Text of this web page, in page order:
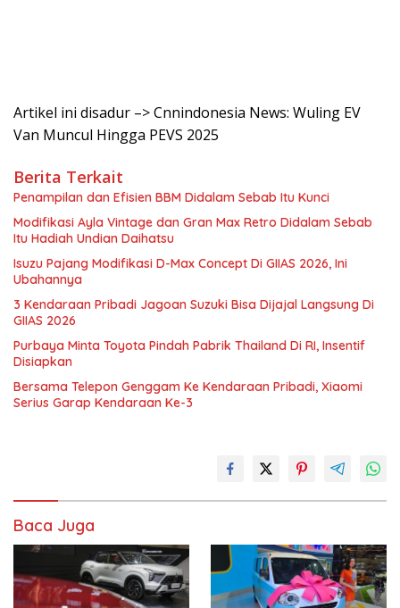
Artikel ini disadur –> Cnnindonesia News: Wuling EV
Van Muncul Hingga PEVS 2025
Berita Terkait
Penampilan dan Efisien BBM Didalam Sebab Itu Kunci
Modifikasi Ayla Vintage dan Gran Max Retro Didalam Sebab
Itu Hadiah Undian Daihatsu
Isuzu Pajang Modifikasi D-Max Concept Di GIIAS 2026, Ini
Ubahannya
3 Kendaraan Pribadi Jagoan Suzuki Bisa Dijajal Langsung Di
GIIAS 2026
Purbaya Minta Toyota Pindah Pabrik Thailand Di RI, Insentif
Disiapkan
Bersama Telepon Genggam Ke Kendaraan Pribadi, Xiaomi
Serius Garap Kendaraan Ke-3
Baca Juga